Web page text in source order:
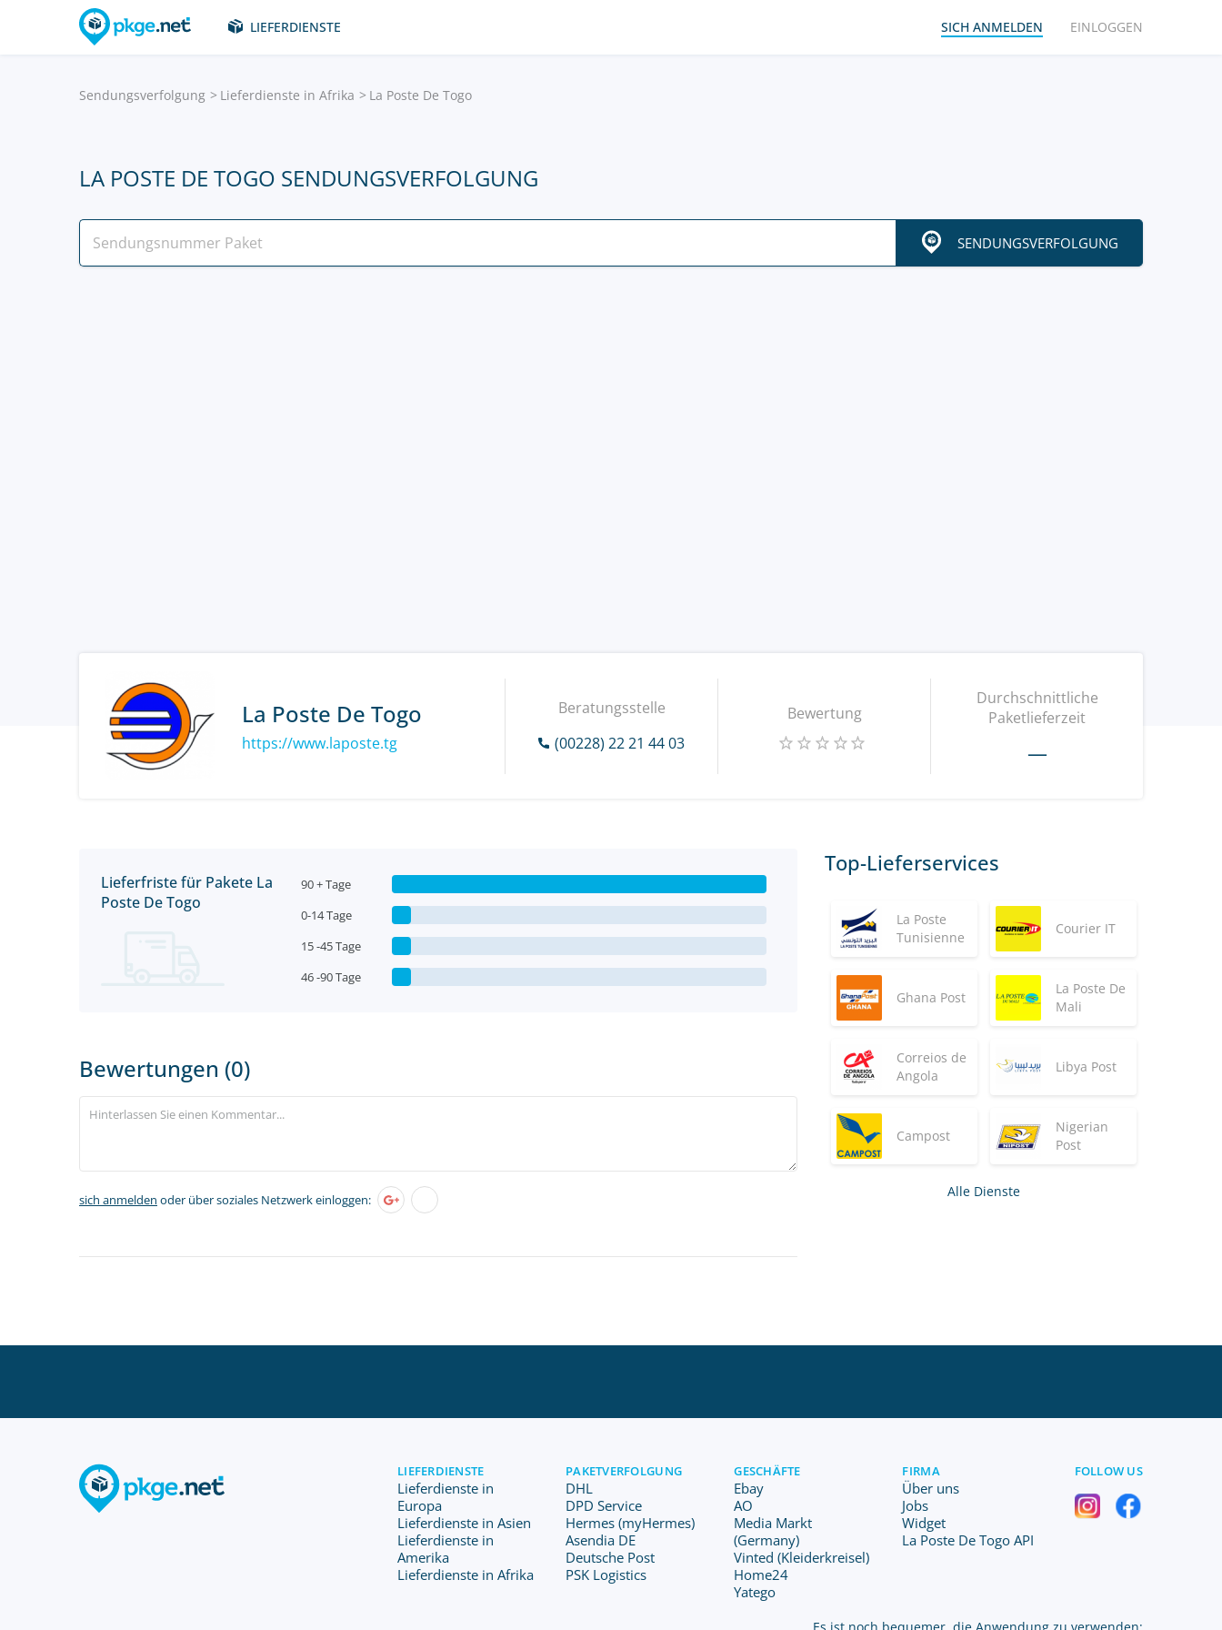
LIEFERDIENSTE SICH ANMELDEN EINLOGGEN
Sendungsverfolgung Lieferdienste in Afrika La Poste De Togo
LA POSTE DE TOGO SENDUNGSVERFOLGUNG
SENDUNGSVERFOLGUNG
La Poste De Togo
https://www.laposte.tg
Beratungsstelle
(00228) 22 21 44 03
Bewertung
Durchschnittliche
Paketlieferzeit
—
Lieferfriste für Pakete La
Poste De Togo
90 + Tage
0-14 Tage
15 -45 Tage
46 -90 Tage
Bewertungen (0)
sich anmelden oder über soziales Netzwerk einloggen:
Top-Lieferservices
La Poste
Tunisienne
Courier IT
Ghana Post
La Poste De
Mali
Correios de
Angola
Libya Post
Campost
Nigerian
Post
Alle Dienste
LIEFERDIENSTE
Lieferdienste in
Europa
Lieferdienste in Asien
Lieferdienste in
Amerika
Lieferdienste in Afrika
PAKETVERFOLGUNG
DHL
DPD Service
Hermes (myHermes)
Asendia DE
Deutsche Post
PSK Logistics
GESCHÄFTE
Ebay
AO
Media Markt
(Germany)
Vinted (Kleiderkreisel)
Home24
Yatego
FIRMA
Über uns
Jobs
Widget
La Poste De Togo API
FOLLOW US